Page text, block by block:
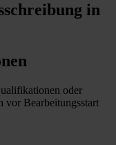
in
oder
vor Bearbeitungsstart